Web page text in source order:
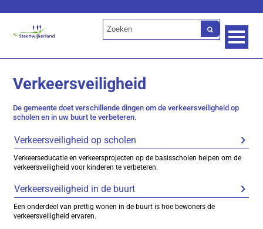
Verkeersveiligheid
De gemeente doet verschillende dingen om de verkeersveiligheid op
scholen en in uw buurt te verbeteren.
Verkeersveiligheid op scholen
Verkeerseducatie en verkeersprojecten op de basisscholen helpen om de
verkeersveiligheid voor kinderen te verbeteren.
Verkeersveiligheid in de buurt
Een onderdeel van prettig wonen in de buurt is hoe bewoners de
verkeersveiligheid ervaren.